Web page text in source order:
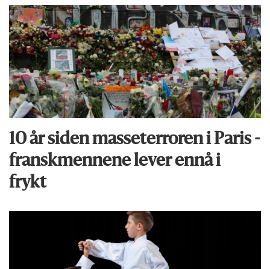
10 år siden masseterroren i Paris -
franskmennene lever ennå i
frykt